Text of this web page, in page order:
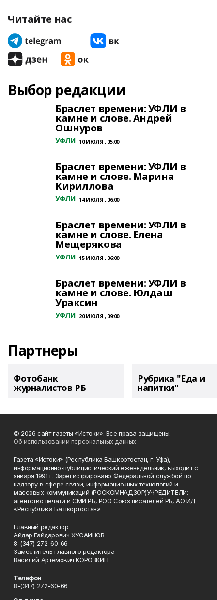
Читайте нас
Выбор редакции
Браслет времени: УФЛИ в
камне и слове. Андрей
Ошнуров
УФЛИ 10 ИЮЛЯ , 05:00
Браслет времени: УФЛИ в
камне и слове. Марина
Кириллова
УФЛИ 14 ИЮЛЯ , 06:00
Браслет времени: УФЛИ в
камне и слове. Елена
Мещерякова
УФЛИ 15 ИЮЛЯ , 06:00
Браслет времени: УФЛИ в
камне и слове. Юлдаш
Ураксин
УФЛИ 20 ИЮЛЯ , 09:00
Партнеры
Фотобанк
журналистов РБ
Рубрика "Еда и
напитки"
© 2026 сайт газеты «Истоки». Все права защищены.
Об использовании персональных данных
Газета «Истоки» (Республика Башкортостан, г. Уфа),
информационно-публицистический еженедельник, выходит с
января 1991 г. Зарегистрировано Федеральной службой по
надзору в сфере связи, информационных технологий и
массовых коммуникаций (РОСКОМНАДЗОР)УЧРЕДИТЕЛИ:
агентство печати и СМИ РБ, РОО Союз писателей РБ, АО ИД
«Республика Башкортостан»
Главный редактор
Айдар Гайдарович ХУСАИНОВ
8-(347) 272-60-66
Заместитель главного редактора
Василий Артемович КОРОВКИН
Телефон
8-(347) 272-60-66